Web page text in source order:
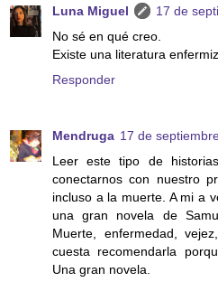
Luna Miguel
17 de
No sé en qué creo.
Existe una literatura
Responder
Mendruga 17 de
Leer este tipo de
conectarnos con nuestro
incluso a la muerte. A mi a
una gran novela de
Muerte, enfermedad,
cuesta recomendarla
Una gran novela.